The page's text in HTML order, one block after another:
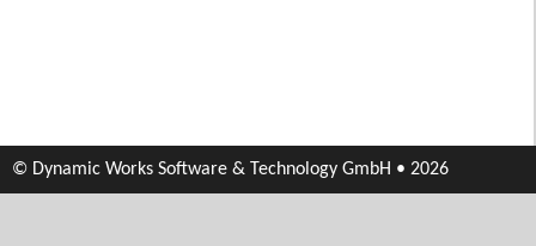
© Dynamic Works Software & Technology GmbH • 2026